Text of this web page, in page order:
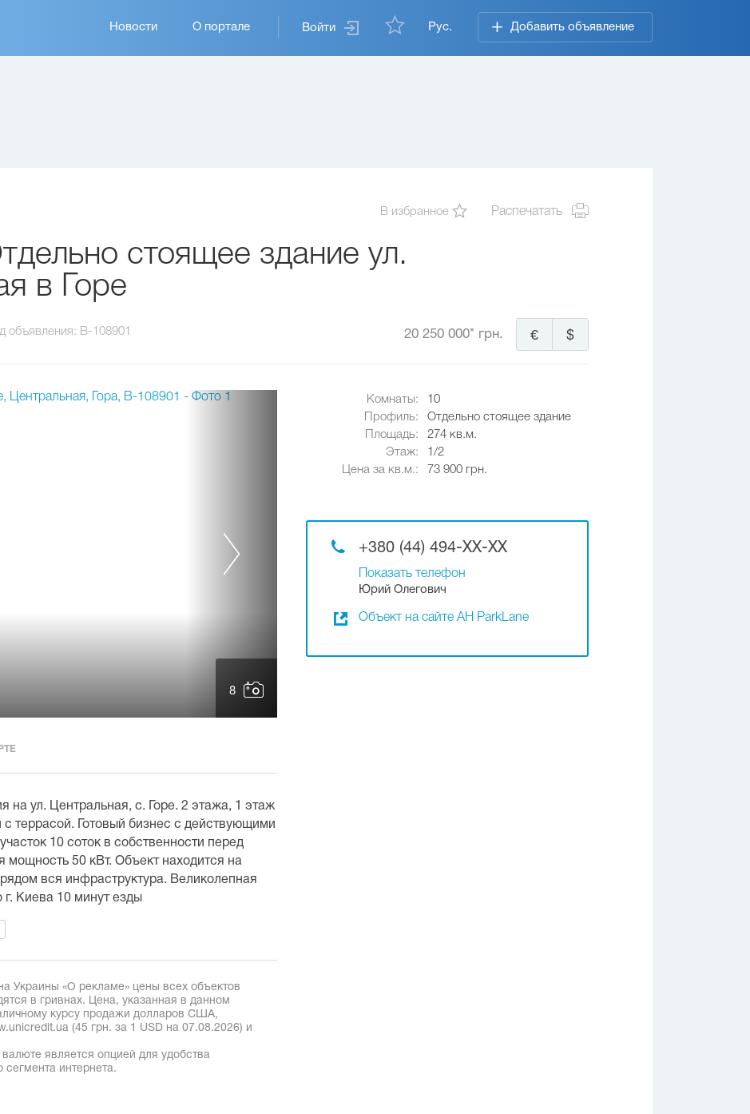
Войти Рус. Добавить объявление
Основная
навигация
Новости О портале
В избранное Распечатать
стоящее здание ул.
в Горе
объявления: B-108901 20 250 000* грн. $
€
8
Комнаты:
10
Профиль:
Отдельно стоящее здание
Площадь:
274 кв.м.
Этаж:
1/2
Цена за кв.м.:
73 900 грн.
+380 (44) 494-XX-XX
Показать телефон
Юрий Олегович
Объект на сайте АН ParkLane
на ул. Центральная, с. Горе. 2 этажа, 1 этаж
террасой. Готовый бизнес с действующими
10 соток в собственности перед
мощность 50 кВт. Объект находится на
вся инфраструктура. Великолепная
Киева 10 минут езды
Украины «О рекламе» цены всех объектов
в гривнах. Цена, указанная в данном
курсу продажи долларов США,
(45 грн. за 1 USD на 07.08.2026) и
является опцией для удобства
сегмента интернета.